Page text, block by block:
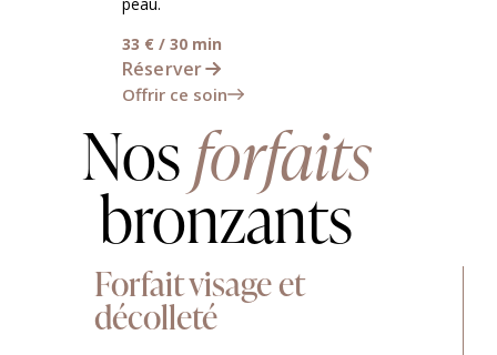
33 € / 30 min
Réserver
Offrir ce soin
Nosforfaits
bronzants
Forfait visage et
décolleté